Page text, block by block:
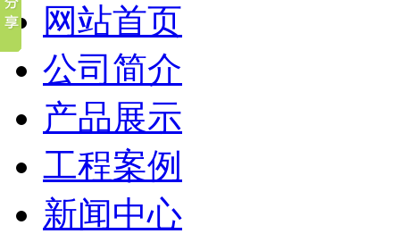
网站首页
公司简介
产品展示
工程案例
新闻中心